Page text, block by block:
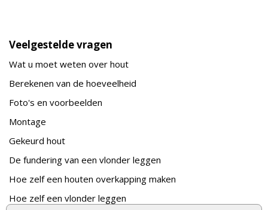
Veelgestelde vragen
Wat u moet weten over hout
Berekenen van de hoeveelheid
Foto's en voorbeelden
Montage
Gekeurd hout
De fundering van een vlonder leggen
Hoe zelf een houten overkapping maken
Hoe zelf een vlonder leggen